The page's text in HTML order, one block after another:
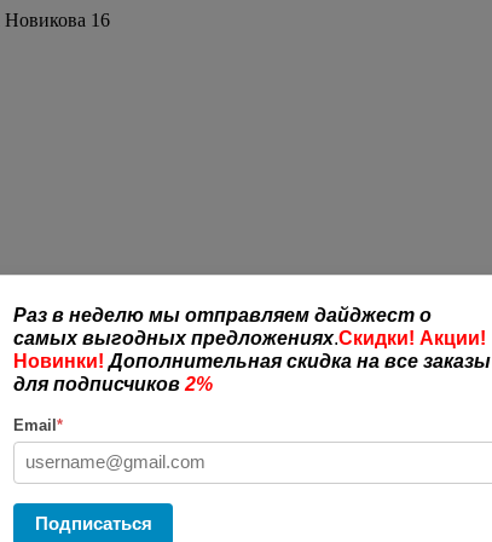
16
Раз в неделю мы отправляем дайджест о
самых выгодных предложениях.Скидки! Акции!
Новинки!Дополнительная скидка на все заказы
для подписчиков 2%
Email *
Подписаться